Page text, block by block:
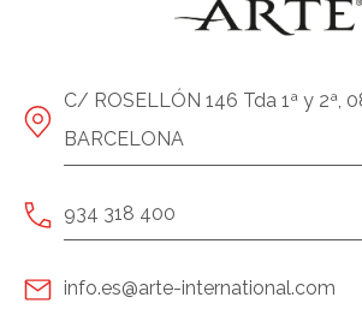
C/ ROSELLÓN 146 Tda 1ª y 2ª,
BARCELONA
934 318 400
info.es@arte-international.com